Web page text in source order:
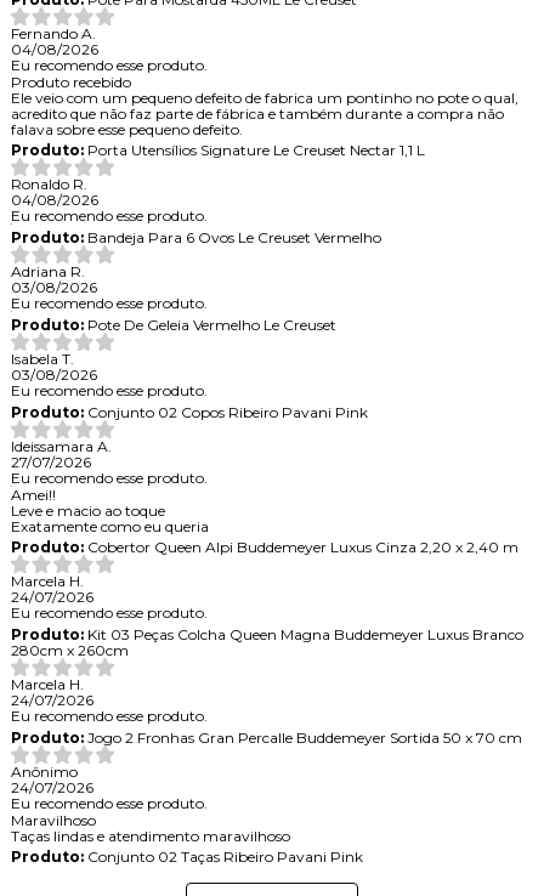
Fernando A.
04/08/2026
Eu recomendo esse produto.
Produto recebido
Ele veio com um pequeno defeito de fabrica um pontinho no pote o qual,
acredito que não faz parte de fábrica e também durante a compra não
falava sobre esse pequeno defeito.
Produto:Porta Utensílios Signature Le Creuset Nectar 1,1 L
Ronaldo R.
04/08/2026
Eu recomendo esse produto.
Produto:Bandeja Para 6 Ovos Le Creuset Vermelho
Adriana R.
03/08/2026
Eu recomendo esse produto.
Produto:Pote De Geleia Vermelho Le Creuset
Isabela T.
03/08/2026
Eu recomendo esse produto.
Produto:Conjunto 02 Copos Ribeiro Pavani Pink
Ideissamara A.
27/07/2026
Eu recomendo esse produto.
Amei!!
Leve e macio ao toque
Exatamente como eu queria
Produto:Cobertor Queen Alpi Buddemeyer Luxus Cinza 2,20 x 2,40 m
Marcela H.
24/07/2026
Eu recomendo esse produto.
Produto:Kit 03 Peças Colcha Queen Magna Buddemeyer Luxus Branco
280cm x 260cm
Marcela H.
24/07/2026
Eu recomendo esse produto.
Produto:Jogo 2 Fronhas Gran Percalle Buddemeyer Sortida 50 x 70 cm
Anônimo
24/07/2026
Eu recomendo esse produto.
Maravilhoso
Taças lindas e atendimento maravilhoso
Produto:Conjunto 02 Taças Ribeiro Pavani Pink